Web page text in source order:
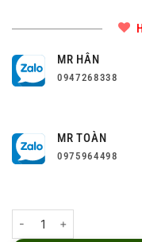
MR HÂN
0947268338
MR TOÀN
0975964498